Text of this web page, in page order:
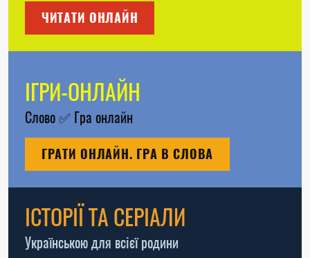
ЧИТАТИ ОНЛАЙН
ІГРИ-ОНЛАЙН
Слово✅ Гра онлайн
ГРАТИ ОНЛАЙН. ГРА В СЛОВА
ІСТОРІЇ ТА СЕРІАЛИ
Українською для всієї родини